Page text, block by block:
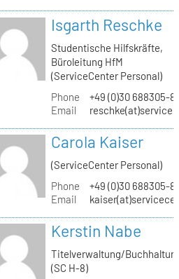
Isgarth Reschke
Studentische Hilfskräfte,
Büroleitung HfM
(ServiceCenter Personal)
Phone
+49 (0)30 688305-
Email
Carola Kaiser
(ServiceCenter Personal)
Phone
+49 (0)30 688305-
Email
Kerstin Nabe
Titelverwaltung/
(SC H-8)